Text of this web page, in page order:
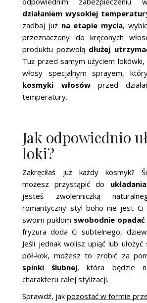
działaniem wysokiej
zadbaj już na etapie mycia,
przeznaczony do kręconych
produktu pozwolą dłużej
Tuż przed samym użyciem
włosy specjalnym sprayem,
kosmyki włosówprzed
temperatury.
Jak odpowiednio
loki?
Zakręciłaś już każdy kosmyk?
możesz przystąpić do układania
jesteś zwolenniczką
romantyczny styl boho nie jest Ci
swoim puklom swobodnie
fryzura doda Ci subtelnego,
Jeśli jednak wolisz upiąć lub
pół-kok, możesz to zrobić za
spinki ślubnej, która będzie
charakteru całej stylizacji.
Sprawdź, jakpozostać w formie